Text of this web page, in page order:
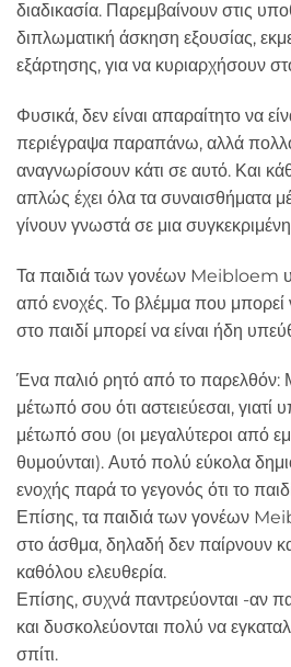
διαδικασία. Παρεμβαίνουν στις
διπλωματική άσκηση εξουσίας,
εξάρτησης, για να κυριαρχήσουν
Φυσικά, δεν είναι απαραίτητο να
περιέγραψα παραπάνω, αλλά
αναγνωρίσουν κάτι σε αυτό. Και
απλώς έχει όλα τα συναισθήματα
γίνουν γνωστά σε μια
Τα παιδιά των γονέων Meibloem
από ενοχές. Το βλέμμα που μπορεί
στο παιδί μπορεί να είναι ήδη
Ένα παλιό ρητό από το
μέτωπό σου ότι αστειεύεσαι, γιατί
μέτωπό σου (οι μεγαλύτεροι από
θυμούνται). Αυτό πολύ εύκολα
ενοχής παρά το γεγονός ότι το
Επίσης, τα παιδιά των γονέων
στο άσθμα, δηλαδή δεν παίρνουν
καθόλου ελευθερία.
Επίσης, συχνά παντρεύονται -αν
και δυσκολεύονται πολύ να
σπίτι.